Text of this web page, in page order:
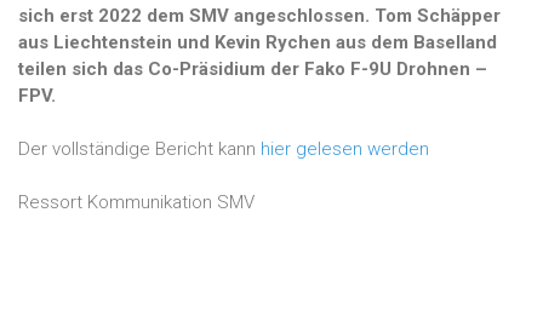
sich erst 2022 dem SMV angeschlossen. Tom Schäpper
aus Liechtenstein und Kevin Rychen aus dem Baselland
teilen sich das Co-Präsidium der Fako F-9U Drohnen –
FPV.
Der vollständige Bericht kann hier gelesen werden
Ressort Kommunikation SMV